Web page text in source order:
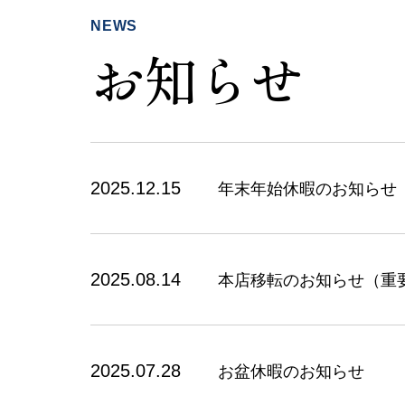
NEWS
お知らせ
2025.12.15 年末年始休暇のお知らせ
2025.08.14 本店移転のお知らせ（重
2025.07.28 お盆休暇のお知らせ